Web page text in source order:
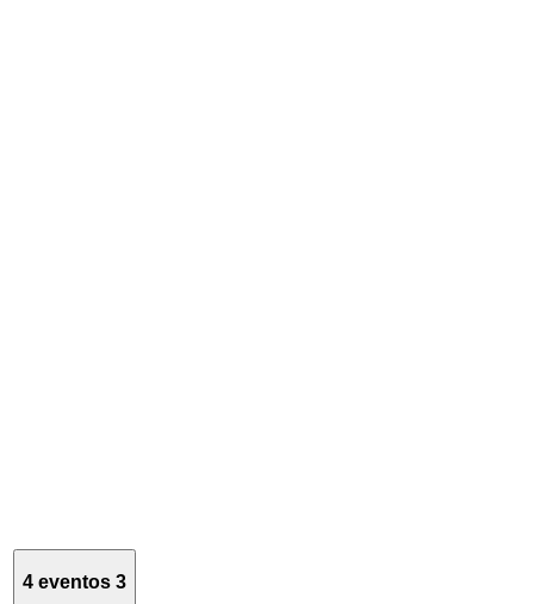
4 eventos 3